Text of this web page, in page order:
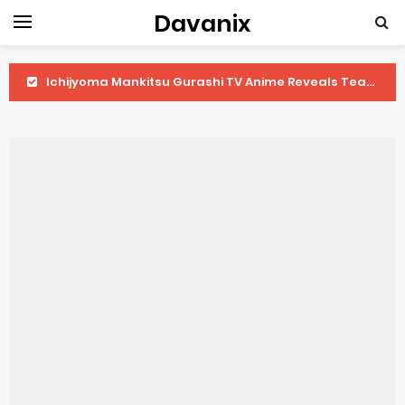
Davanix
Ichijyoma Mankitsu Gurashi TV Anime Reveals Teaser